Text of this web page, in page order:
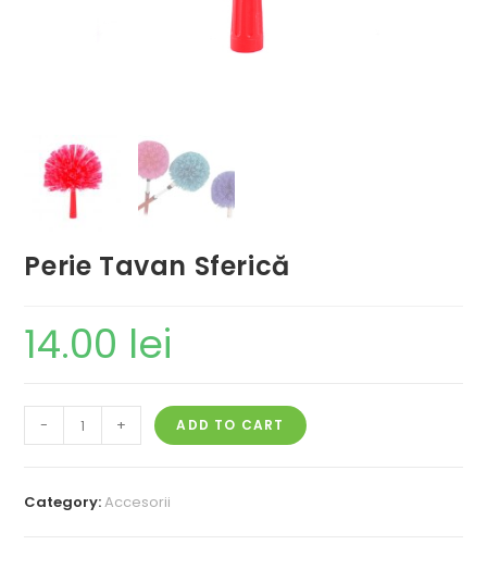
Perie Tavan Sferică
14.00 lei
- + ADD TO CART
Category:Accesorii